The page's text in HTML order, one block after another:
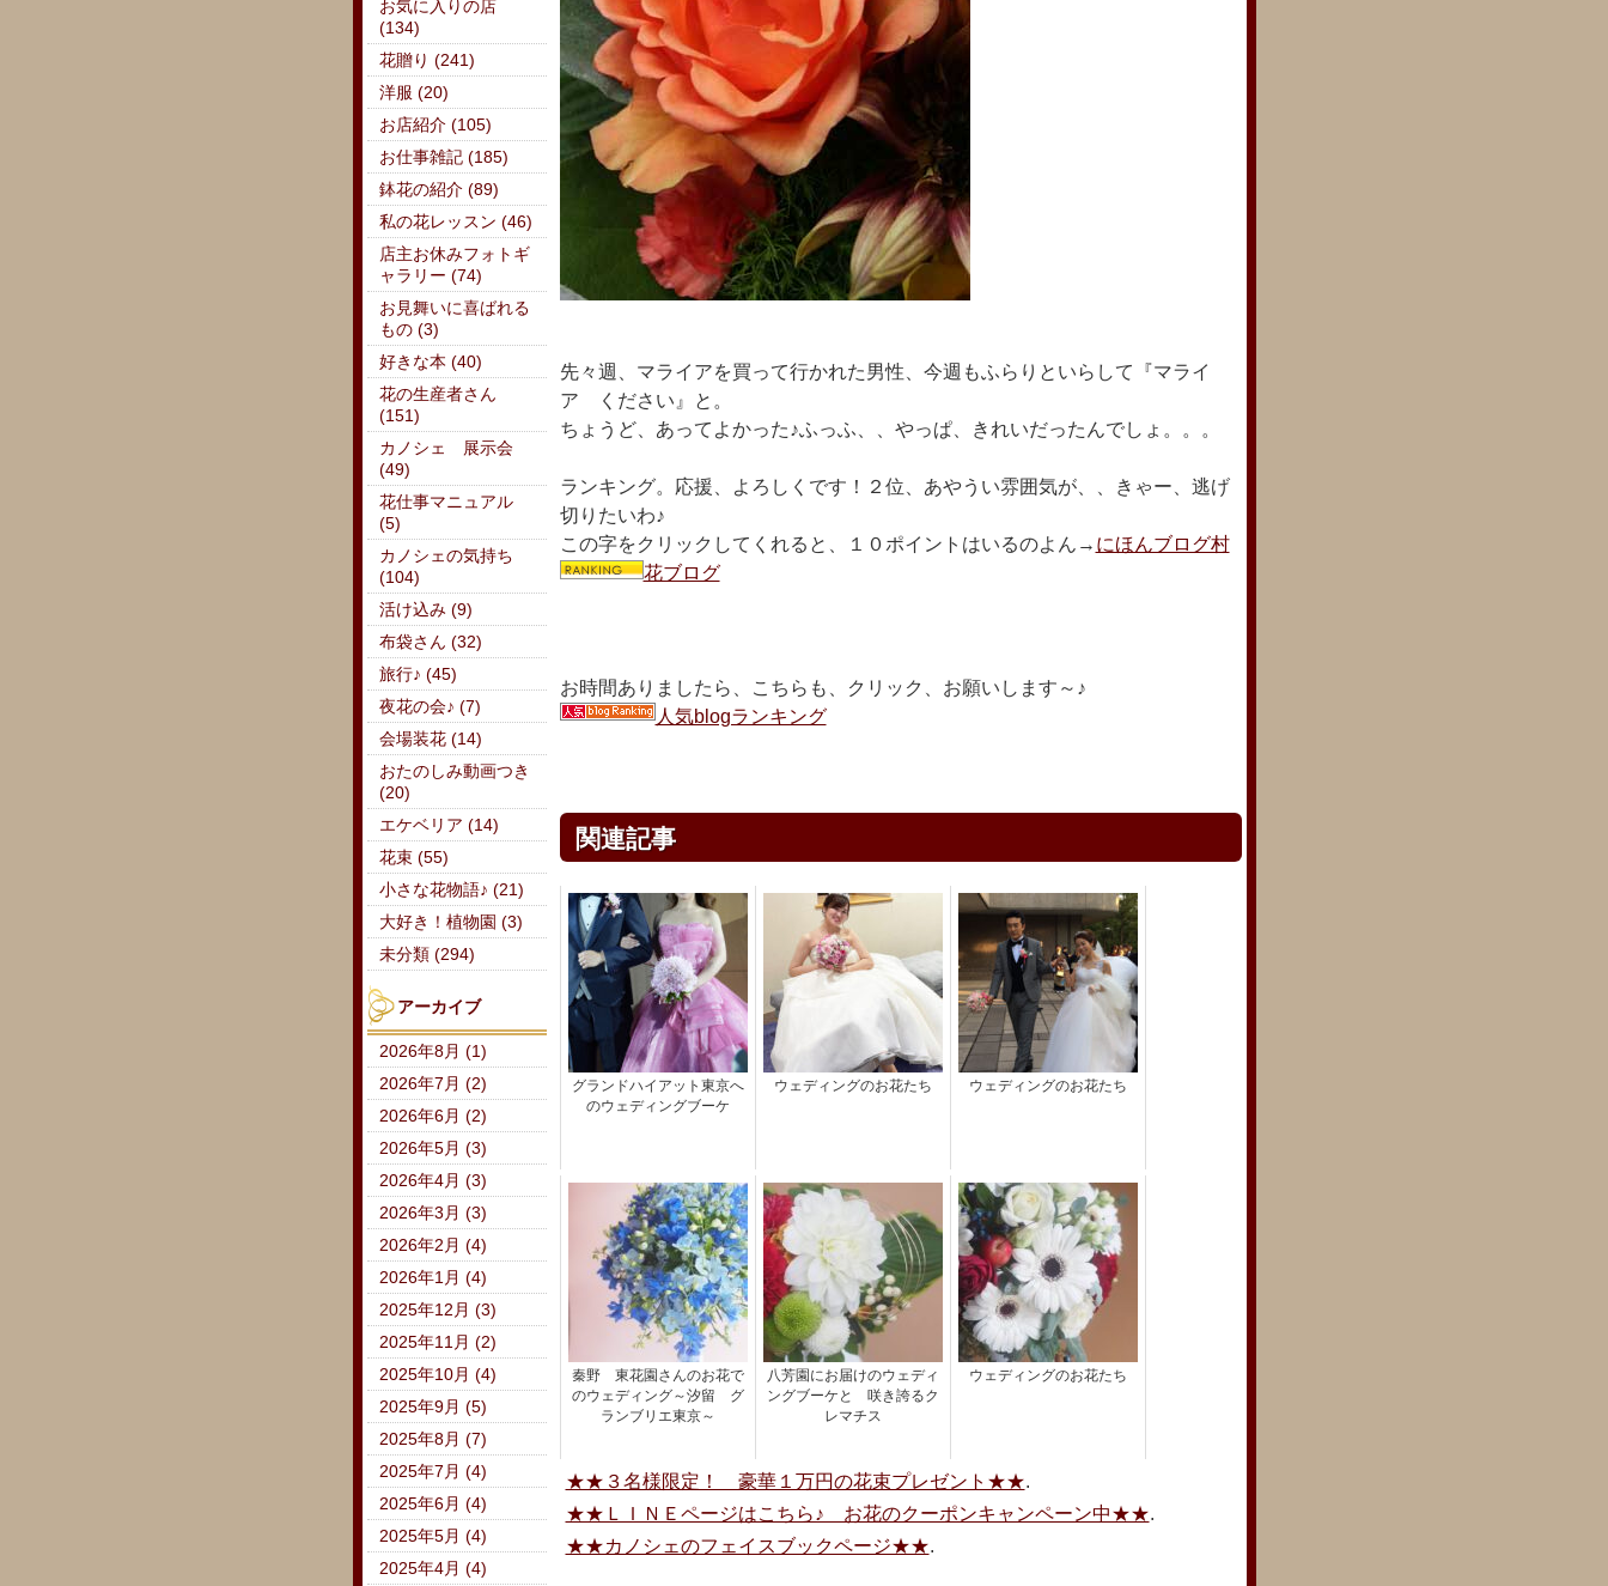
先々週、マライアを買って行かれた男性、今週もふらりといらして『マライ
ア ください』と。
ちょうど、あってよかった♪ふっふ、、やっぱ、きれいだったんでしょ。。。
ランキング。応援、よろしくです！２位、あやうい雰囲気が、、きゃー、逃げ
切りたいわ♪
この字をクリックしてくれると、１０ポイントはいるのよん→ にほんブログ村
花ブログ
お時間ありましたら、こちらも、クリック、お願いします～♪
人気blogランキング
関連記事
グランドハイアット東京へ
のウェディングブーケ
ウェディングのお花たち ウェディングのお花たち
秦野 東花園さんのお花で
のウェディング～汐留 グ
ランブリエ東京～
八芳園にお届けのウェディ
ングブーケと 咲き誇るク
レマチス
ウェディングのお花たち
★★３名様限定！ 豪華１万円の花束プレゼント★★.
★★ＬＩＮＥページはこちら♪ お花のクーポンキャンペーン中★★.
★★カノシェのフェイスブックページ★★.
お気に入りの店
(134)
花贈り (241)
洋服 (20)
お店紹介 (105)
お仕事雑記 (185)
鉢花の紹介 (89)
私の花レッスン (46)
店主お休みフォトギ
ャラリー (74)
お見舞いに喜ばれる
もの (3)
好きな本 (40)
花の生産者さん
(151)
カノシェ 展示会
(49)
花仕事マニュアル
(5)
カノシェの気持ち
(104)
活け込み (9)
布袋さん (32)
旅行♪ (45)
夜花の会♪ (7)
会場装花 (14)
おたのしみ動画つき
(20)
エケベリア (14)
花束 (55)
小さな花物語♪ (21)
大好き！植物園 (3)
未分類 (294)
アーカイブ
2026年8月 (1)
2026年7月 (2)
2026年6月 (2)
2026年5月 (3)
2026年4月 (3)
2026年3月 (3)
2026年2月 (4)
2026年1月 (4)
2025年12月 (3)
2025年11月 (2)
2025年10月 (4)
2025年9月 (5)
2025年8月 (7)
2025年7月 (4)
2025年6月 (4)
2025年5月 (4)
2025年4月 (4)